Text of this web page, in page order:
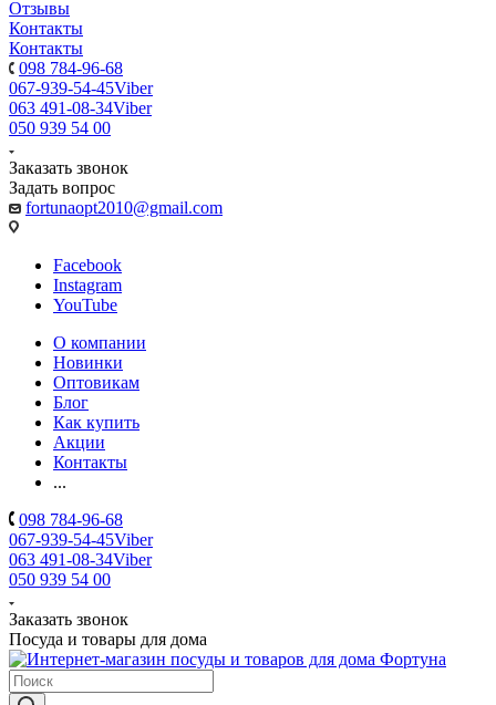
Отзывы
Контакты
Контакты
098 784-96-68
067-939-54-45Viber
063 491-08-34Viber
050 939 54 00
Заказать звонок
Задать вопрос
fortunaopt2010@gmail.com
Facebook
Instagram
YouTube
О компании
Новинки
Оптовикам
Блог
Как купить
Акции
Контакты
...
098 784-96-68
067-939-54-45Viber
063 491-08-34Viber
050 939 54 00
Заказать звонок
Посуда и товары для дома